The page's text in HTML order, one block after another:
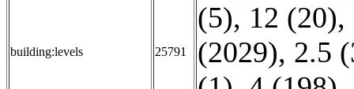
building:levels 25791
(5), 12 (20),
(2029), 2.5